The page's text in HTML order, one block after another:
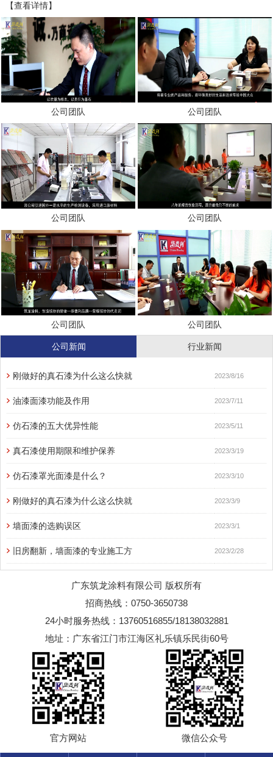
【查看详情】
公司团队 公司团队
公司团队 公司团队
公司团队 公司团队
公司新闻 行业新闻
刚做好的真石漆为什么这么快就 2023/8/16
油漆面漆功能及作用 2023/7/11
仿石漆的五大优异性能 2023/5/11
真石漆使用期限和维护保养 2023/3/19
仿石漆罩光面漆是什么？ 2023/3/10
刚做好的真石漆为什么这么快就 2023/3/9
墙面漆的选购误区 2023/3/1
旧房翻新，墙面漆的专业施工方 2023/2/28
广东筑龙涂料有限公司 版权所有
招商热线：0750-3650738
24小时服务热线：13760516855/18138032881
地址：广东省江门市江海区礼乐镇乐民街60号
官方网站 微信公众号